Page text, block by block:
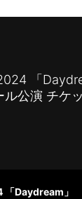
「
ル公演 チケ
Daydream」